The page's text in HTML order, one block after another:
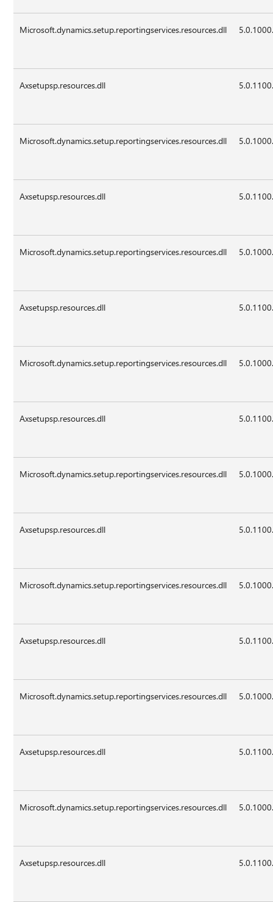
Microsoft.dynamics.setup.reportingservices.resources.dll
Axsetupsp.resources.dll
Microsoft.dynamics.setup.reportingservices.resources.dll
Axsetupsp.resources.dll
Microsoft.dynamics.setup.reportingservices.resources.dll
Axsetupsp.resources.dll
Microsoft.dynamics.setup.reportingservices.resources.dll
Axsetupsp.resources.dll
Microsoft.dynamics.setup.reportingservices.resources.dll
Axsetupsp.resources.dll
Microsoft.dynamics.setup.reportingservices.resources.dll
Axsetupsp.resources.dll
Microsoft.dynamics.setup.reportingservices.resources.dll
Axsetupsp.resources.dll
Microsoft.dynamics.setup.reportingservices.resources.dll
Axsetupsp.resources.dll